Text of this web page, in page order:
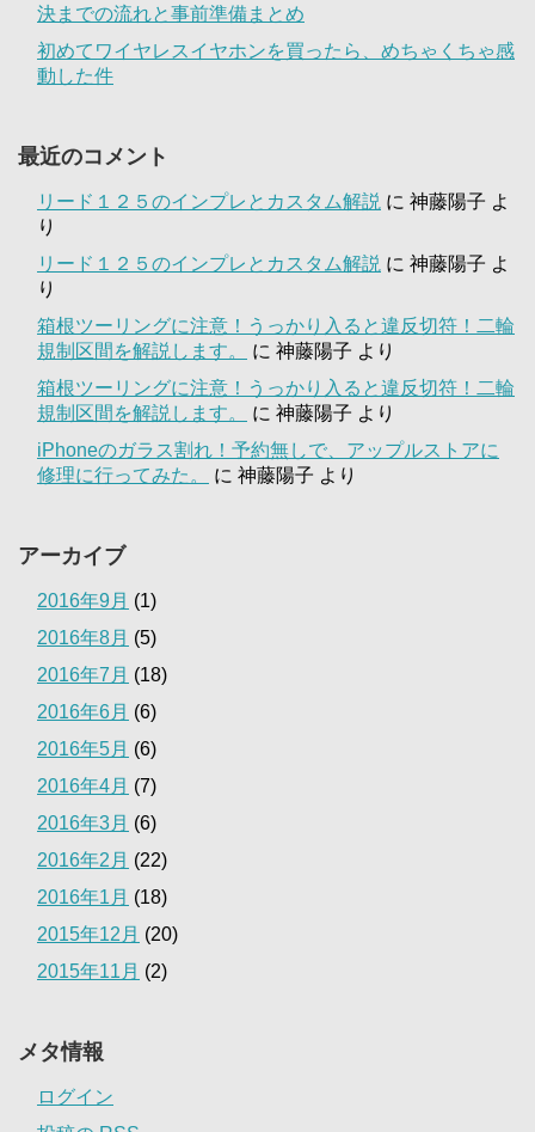
決までの流れと事前準備まとめ
初めてワイヤレスイヤホンを買ったら、めちゃくちゃ感
動した件
最近のコメント
リード１２５のインプレとカスタム解説 に 神藤陽子 よ
り
リード１２５のインプレとカスタム解説 に 神藤陽子 よ
り
箱根ツーリングに注意！うっかり入ると違反切符！二輪
規制区間を解説します。
に 神藤陽子 より
箱根ツーリングに注意！うっかり入ると違反切符！二輪
規制区間を解説します。
に 神藤陽子 より
iPhoneのガラス割れ！予約無しで、アップルストアに
修理に行ってみた。
に 神藤陽子 より
アーカイブ
2016年9月 (1)
2016年8月 (5)
2016年7月 (18)
2016年6月 (6)
2016年5月 (6)
2016年4月 (7)
2016年3月 (6)
2016年2月 (22)
2016年1月 (18)
2015年12月 (20)
2015年11月 (2)
メタ情報
ログイン